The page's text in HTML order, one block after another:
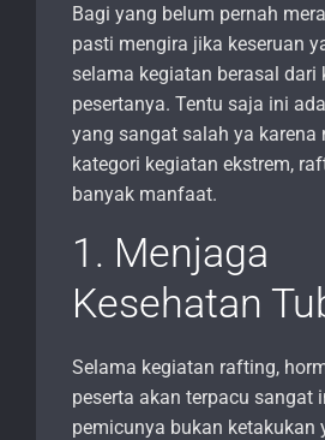
Bagi yang belum pernah
pasti mengira jika keseruan
selama kegiatan berasal dari
pesertanya. Tentu saja ini
yang sangat salah ya karena
kategori kegiatan ekstrem,
banyak manfaat.
1. Menjaga
Kesehatan
Selama kegiatan rafting,
peserta akan terpacu sangat
pemicunya bukan ketakukan